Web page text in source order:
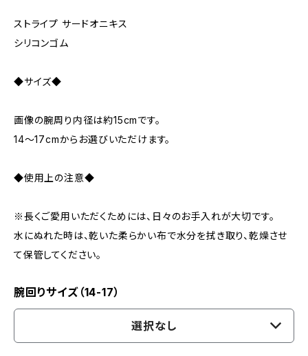
ストライプ サードオニキス
シリコンゴム
◆サイズ◆
画像の腕周り内径は約15cmです。
14～17cmからお選びいただけます。
◆使用上の注意◆
※長くご愛用いただくためには、日々のお手入れが大切です。
水にぬれた時は、乾いた柔らかい布で水分を拭き取り、乾燥させ
て保管してください。
腕回りサイズ（14-17）
選択なし